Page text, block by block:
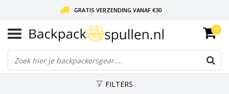
GRATIS VERZENDING VANAF €30
LIEFDE VOOR BACKPACKEN!
30 DAGEN GRATIS RETOUR
0
FILTERS